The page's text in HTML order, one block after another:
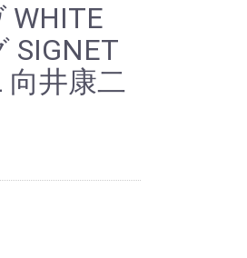
WHITE
SIGNET
向井康二